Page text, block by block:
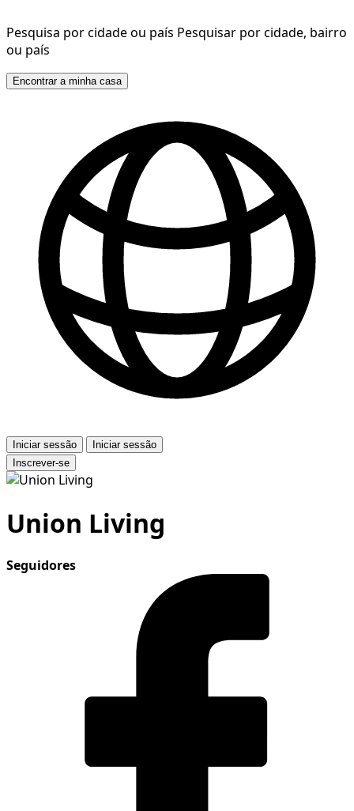
Pesquisa por cidade ou país Pesquisar por cidade, bairro
ou país
Encontrar a minha casa
Iniciar sessão
Iniciar sessão
Inscrever-se
Union Living
Seguidores